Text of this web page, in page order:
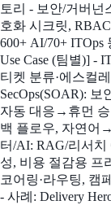
토리 - 보안/거버넌
호화 시크릿,
600+ AI/70+
Use Case (팀별)] -
티켓 분류·에스컬
SecOps(SOAR):
자동 대응→휴먼 승
백 플로우, 자연어
터/AI: RAG/리서치
성, 비용 절감용 프
코어링·라우팅, 캠
- 사례: Delivery